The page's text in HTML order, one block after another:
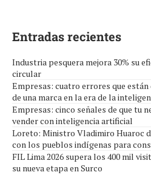
Entradas recientes
Industria pesquera mejora 30% su
circular
Empresas: cuatro errores que
de una marca en la era de la
Empresas: cinco señales de que tu
vender con inteligencia artificial
Loreto: Ministro Vladimiro Huaroc
con los pueblos indígenas para
FIL Lima 2026 supera los 400 mil
su nueva etapa en Surco